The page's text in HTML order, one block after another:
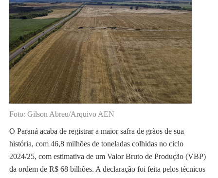
Foto: Gilson Abreu/Arquivo AEN
O Paraná acaba de registrar a maior safra de grãos de sua
história, com 46,8 milhões de toneladas colhidas no ciclo
2024/25, com estimativa de um Valor Bruto de Produção (VBP)
da ordem de R$ 68 bilhões. A declaração foi feita pelos técnicos